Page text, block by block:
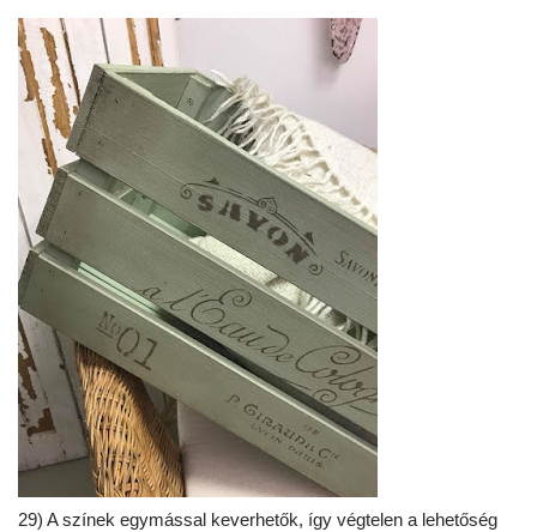
29) A színek egymással keverhetők, így végtelen a lehetőség